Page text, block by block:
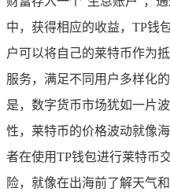
中，获得相应的收益，TP钱
户可以将自己的莱特币作为
服务，满足不同用户多样化
是，数字货币市场犹如一片
性，莱特币的价格波动就像
者在使用TP钱包进行莱特币
险，就像在出海前了解天气